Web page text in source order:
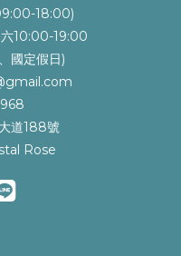
18:00)
10:00-19:00
國定假日)
道188號
Rose